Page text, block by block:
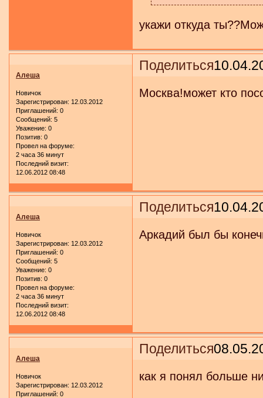
укажи откуда
Поделиться
Алеша
Новичок
Зарегистрирован: 12.03.2012
Приглашений: 0
Сообщений: 5
Уважение: 0
Позитив: 0
Провел на форуме:
2 часа 36 минут
Последний визит:
12.06.2012 08:48
Москва!может кто
Поделиться
Алеша
Новичок
Зарегистрирован: 12.03.2012
Приглашений: 0
Сообщений: 5
Уважение: 0
Позитив: 0
Провел на форуме:
2 часа 36 минут
Последний визит:
12.06.2012 08:48
Аркадий был бы
Поделиться
Алеша
Новичок
Зарегистрирован: 12.03.2012
Приглашений: 0
как я понял больше